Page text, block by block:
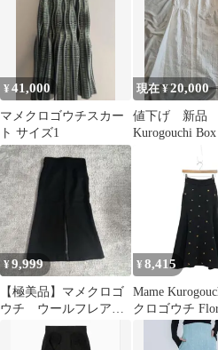
¥41,000
マメクロゴウチスカー
ト サイズ1
現在 ¥20,000
値下げ 新品
Kurogouchi Box
¥9,999
【極美品】マメクロゴ
ウチ ウールフレアロ
ングスカート
¥ 8,415
Mame
クロゴウチ
Embroidered
Skirt フローラ